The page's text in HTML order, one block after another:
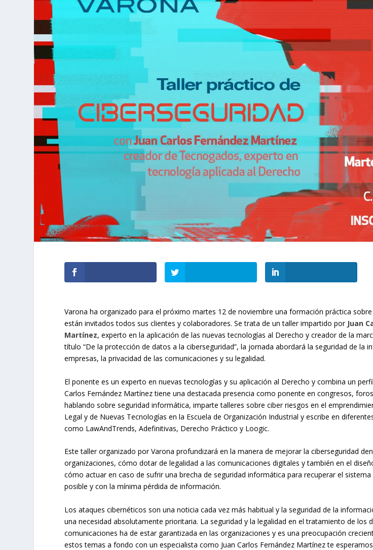
Varona ha organizado para el próximo martes 12 de noviembre una formación práctica
están invitados todos sus clientes y colaboradores. Se trata de un taller impartido por Juan
Martínez, experto en la aplicación de las nuevas tecnologías al Derecho y creador de la
título “De la protección de datos a la ciberseguridad”, la jornada abordará la seguridad de la
empresas, la privacidad de las comunicaciones y su legalidad.
El ponente es un experto en nuevas tecnologías y su aplicación al Derecho y combina un
Carlos Fernández Martínez tiene una destacada presencia como ponente en congresos,
hablando sobre seguridad informática, imparte talleres sobre ciber riesgos en el
Legal y de Nuevas Tecnologías en la Escuela de Organización Industrial y escribe en
como LawAndTrends, Adefinitivas, Derecho Práctico y Loogic.
Este taller organizado por Varona profundizará en la manera de mejorar la ciberseguridad
organizaciones, cómo dotar de legalidad a las comunicaciones digitales y también en el
cómo actuar en caso de sufrir una brecha de seguridad informática para recuperar el
posible y con la mínima pérdida de información.
Los ataques cibernéticos son una noticia cada vez más habitual y la seguridad de la
una necesidad absolutamente prioritaria. La seguridad y la legalidad en el tratamiento de los
comunicaciones ha de estar garantizada en las organizaciones y es una preocupación
estos temas a fondo con un especialista como Juan Carlos Fernández Martínez te